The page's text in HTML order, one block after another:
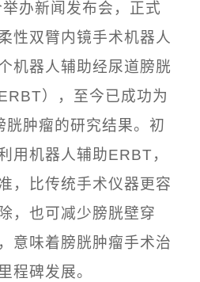
办新闻发布会，正式
性双臂内镜手术机器人
机器人辅助经尿道膀胱
），至今已成功为
胱肿瘤的研究结果。初
用机器人辅助ERBT，
，比传统手术仪器更容
，也可减少膀胱壁穿
意味着膀胱肿瘤手术治
程碑发展。